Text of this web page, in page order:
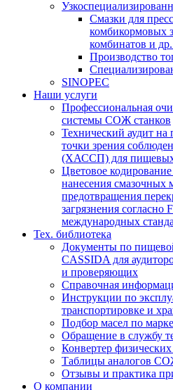
Смазки для
комбикормовых
комбинатов и
Производство
SINOPEC
Наши услуги
Профессиональная
системы СОЖ станков
Технический аудит на
точки зрения
(ХАССП) для пищевых
Цветовое
нанесения смазочных
предотвращения
загрязнения согласно
международных
Тех. библиотека
Документы по
CASSIDA для
и проверяющих
Справочная
Инструкции по
транспортировке и
Подбор масел по
Обращение в службу
Конвертер
Таблицы аналогов
Отзывы и практика
О компании